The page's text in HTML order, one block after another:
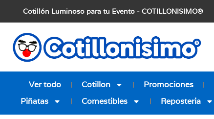
Cotillón Luminoso para tu Evento - COTILLONISIMO®
Ver todo Cotillon Promociones
Piñatas
Comestibles Reposteria